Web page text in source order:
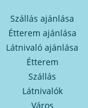
Szállás ajánlása
Étterem ajánlása
Látnivaló ajánlása
Étterem
Szállás
Látnivalók
Város